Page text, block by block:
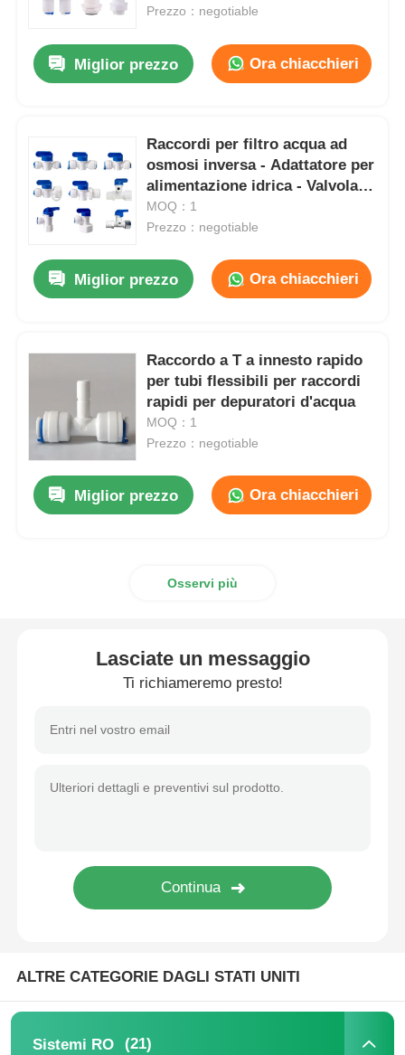
Chi siamo
Controllo di qualità
Contattaci
notizie
Amorbiditura dell'acqua
custodia di filtro dell'acqua
cartuccia di filtro dall'acqua
Raccordi per filtro acqua
Membrana industriale del RO
Alloggio della membrana del RO
Serbatoio salamoia addolcitore
Resina a scambio ionico
Prezzo：negotiable
Miglior prezzo Ora chiacchieri
Raccordi per filtro acqua ad
osmosi inversa - Adattatore per
alimentazione idrica - Valvola a
sfera a 3 vie - Valvola manuale
MOQ：1
Prezzo：negotiable
Miglior prezzo Ora chiacchieri
Raccordo a T a innesto rapido
per tubi flessibili per raccordi
rapidi per depuratori d'acqua
MOQ：1
Prezzo：negotiable
Miglior prezzo Ora chiacchieri
Osservi più
Lasciate un messaggio
Ti richiameremo presto!
ALTRE CATEGORIE DAGLI STATI UNITI
Sistemi RO (21)